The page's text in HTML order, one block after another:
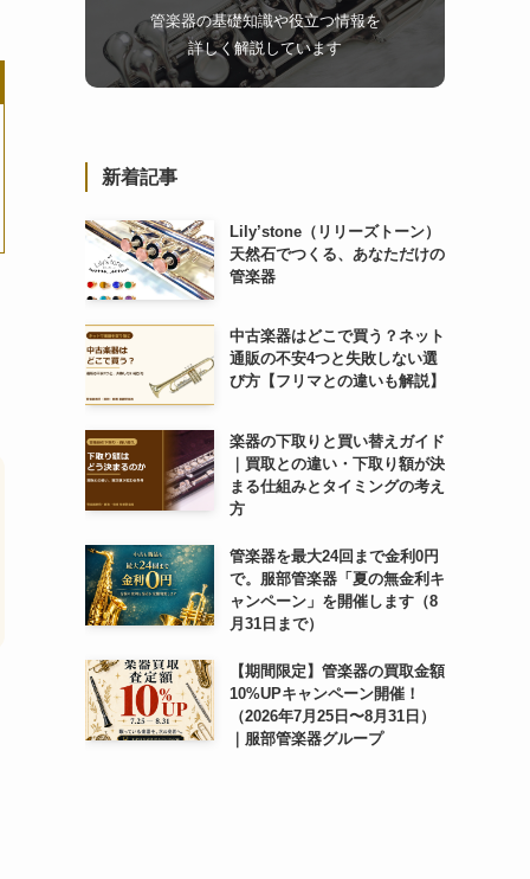
管楽器の基礎知識や役立つ情報を
詳しく解説しています
新着記事
Lily’stone（リリーズトーン）
天然石でつくる、あなただけの
管楽器
中古楽器はどこで買う？ネット
通販の不安4つと失敗しない選
び方【フリマとの違いも解説】
楽器の下取りと買い替えガイド
｜買取との違い・下取り額が決
まる仕組みとタイミングの考え
方
管楽器を最大24回まで金利0円
で。服部管楽器「夏の無金利キ
ャンペーン」を開催します（8
月31日まで）
【期間限定】管楽器の買取金額
10%UPキャンペーン開催！
（2026年7月25日〜8月31日）
｜服部管楽器グループ